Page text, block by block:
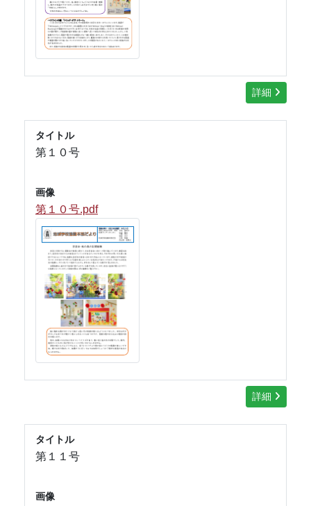
詳細
タイトル
第１０号
画像
第１０号.pdf
詳細
タイトル
第１１号
画像